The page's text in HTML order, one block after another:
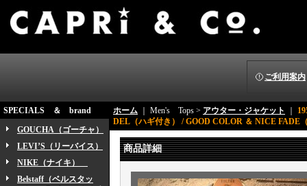
ご利用案内
SPECIALS ＆ brand
GOUCHA（ゴーチャ）
LEVI’S（リーバイス）
NIKE（ナイキ）
Belstaff（ベルスタッ
ホーム ｜ Men's Tops > アウター・ジャケット
DEL（ハギ付き） / GOOD COLOR ＆ NICE FADE
商品詳細